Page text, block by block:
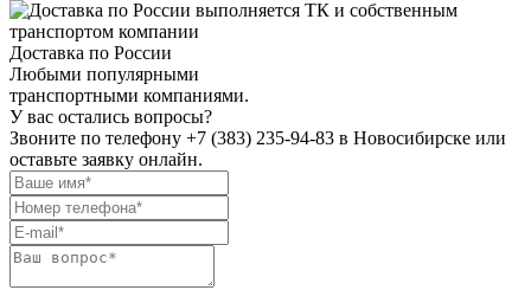
Доставка по России
Любыми популярными
транспортными компаниями.
У вас остались вопросы?
Звоните по телефону +7 (383) 235-94-83 в Новосибирске или
оставьте заявку онлайн.